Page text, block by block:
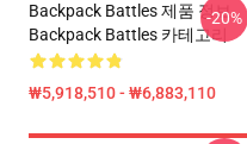
Backpack Battles 제품 정보
Backpack Battles 카테고리
₩5,918,510 - ₩6,883,110
-20%